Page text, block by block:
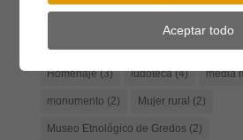
Formación
Homenaje(3) ludoteca(4) media
monumento (2) Mujer rural (2)
Museo Etnológico de Gredos(2)
Aceptar todo